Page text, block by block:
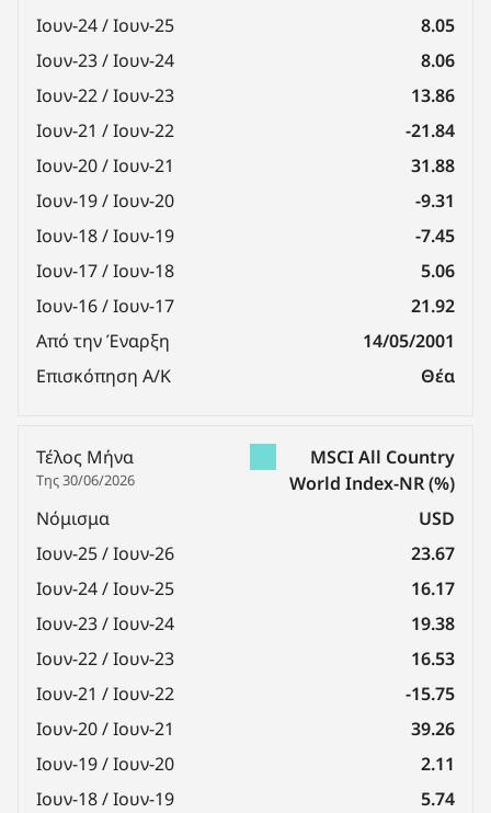
Ιουν-24 / Ιουν-25
8.05
Ιουν-23 / Ιουν-24
8.06
Ιουν-22 / Ιουν-23
13.86
Ιουν-21 / Ιουν-22
-21.84
Ιουν-20 / Ιουν-21
31.88
Ιουν-19 / Ιουν-20
-9.31
Ιουν-18 / Ιουν-19
-7.45
Ιουν-17 / Ιουν-18
5.06
Ιουν-16 / Ιουν-17
21.92
Από την Έναρξη
14/05/2001
Επισκόπηση Α/Κ
Θέα
Τέλος Μήνα
Της 30/06/2026
MSCI All Country
World Index-NR(%)
Νόμισμα
USD
Ιουν-25 / Ιουν-26
23.67
Ιουν-24 / Ιουν-25
16.17
Ιουν-23 / Ιουν-24
19.38
Ιουν-22 / Ιουν-23
16.53
Ιουν-21 / Ιουν-22
-15.75
Ιουν-20 / Ιουν-21
39.26
Ιουν-19 / Ιουν-20
2.11
Ιουν-18 / Ιουν-19
5.74